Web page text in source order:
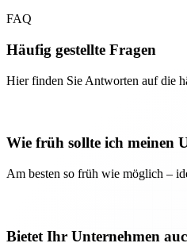
FAQ
Häufig gestellte Fragen
Hier finden Sie Antworten auf die
Wie früh sollte ich meinen
Am besten so früh wie möglich –
Bietet Ihr Unternehmen